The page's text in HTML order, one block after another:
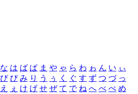
な は ば ぱ ま や ゃ ら わ ゎ ん い ぃ
び ぴ み り う ぅ く ぐ す ず つ づ っ
え ぇ け げ せ ぜ て で ね へ べ ぺ め